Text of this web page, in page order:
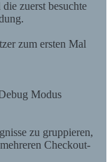
zuerst besuchte
zum ersten Mal
Modus
zu gruppieren,
Checkout-